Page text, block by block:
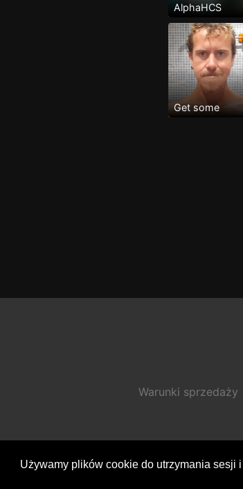
Używamy plików cookie do utrzymania sesji
AlphaHCS
Get some
Warunki sprzedaży